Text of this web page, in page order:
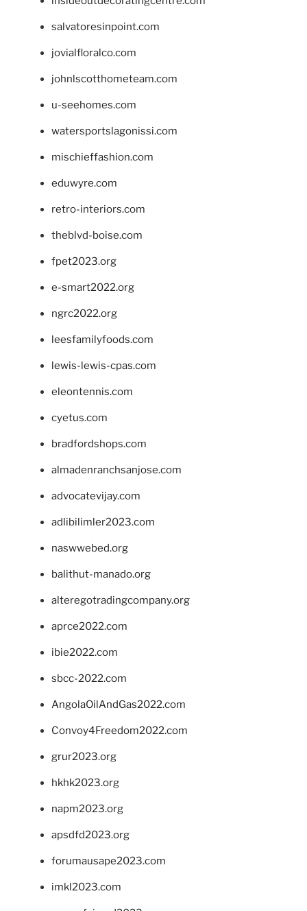
salvatoresinpoint.com
jovialfloralco.com
johnlscotthometeam.com
u-seehomes.com
watersportslagonissi.com
mischieffashion.com
eduwyre.com
retro-interiors.com
theblvd-boise.com
fpet2023.org
e-smart2022.org
ngrc2022.org
leesfamilyfoods.com
lewis-lewis-cpas.com
eleontennis.com
cyetus.com
bradfordshops.com
almadenranchsanjose.com
advocatevijay.com
adlibilimler2023.com
naswwebed.org
balithut-manado.org
alteregotradingcompany.org
aprce2022.com
ibie2022.com
sbcc-2022.com
AngolaOilAndGas2022.com
Convoy4Freedom2022.com
grur2023.org
hkhk2023.org
napm2023.org
apsdfd2023.org
forumausape2023.com
imkl2023.com